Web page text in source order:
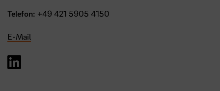
Telefon: +49 421 5905 4150
E-Mail
LinkedIn Logo